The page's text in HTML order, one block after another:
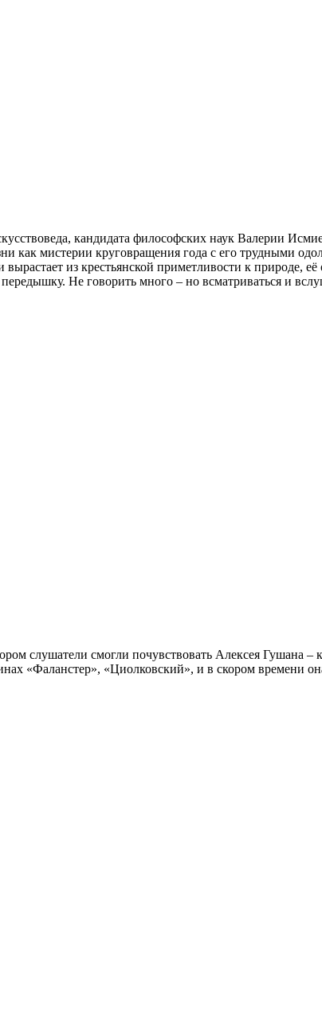
кандидата философских наук Валерии
как мистерии круговращения года с его трудными
из крестьянской приметливости к природе,
Не говорить много – но всматриваться и
слушатели смогли почувствовать Алексея Гушана –
«Фаланстер», «Циолковский», и в скором времени